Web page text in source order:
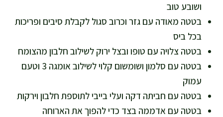
ושובע טוב
בטטה מאודה עם גזר וכרוב סגול לקבלת סיבים ופריכות
בכל ביס
בטטה צלויה עם טופו ובצל ירוק לשילוב חלבון מהצומח
בטטה עם סלמון ושומשום קלוי לשילוב אומגה 3 וטעם
עמוק
בטטה עם חביתה דקה ועלי בייבי לתוספת חלבון וירקות
בטטה עם אדממה בצד כדי להפוך את הארוחה